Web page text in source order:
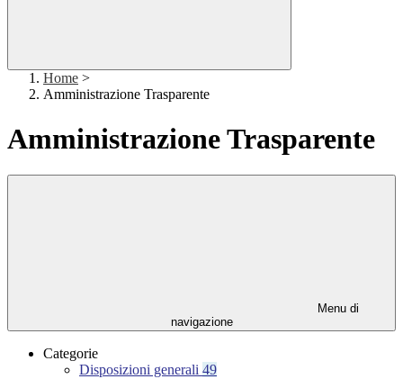
Home >
Amministrazione Trasparente
Amministrazione Trasparente
Menu di
navigazione
Categorie
Disposizioni generali 49